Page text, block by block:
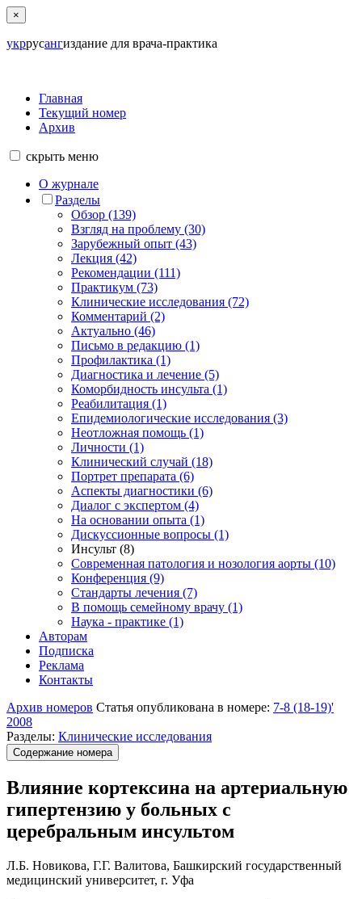
×
укррусангиздание для врача-практика
Главная
Текущий номер
Архив
скрыть меню
О журнале
Разделы
Обзор (139)
Взгляд на проблему (30)
Зарубежный опыт (43)
Лекция (42)
Рекомендации (111)
Практикум (73)
Клинические исследования (72)
Комментарий (2)
Актуально (46)
Письмо в редакцию (1)
Профилактика (1)
Диагностика и лечение (5)
Коморбидность инсульта (1)
Реабилитация (1)
Епидемиологические исследования (3)
Неотложная помощь (1)
Личности (1)
Клинический случай (18)
Портрет препарата (6)
Аспекты диагностики (6)
Диалог с экспертом (4)
На основании опыта (1)
Дискуссионные вопросы (1)
Инсульт (8)
Современная патология и нозология аорты (10)
Конференция (9)
Стандарты лечения (7)
В помощь семейному врачу (1)
Наука - практике (1)
Авторам
Подписка
Реклама
Контакты
Архив номеров Статья опубликована в номере: 7-8 (18-19)'
2008
Разделы: Клинические исследования
Содержание номера
Влияние кортексина на артериальную
гипертензию у больных с
церебральным инсультом
Л.Б. Новикова, Г.Г. Валитова, Башкирский государственный
медицинский университет, г. Уфа